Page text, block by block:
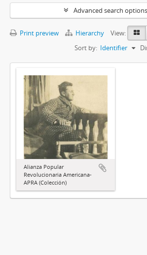
Advanced search options
Print preview Hierarchy
View:
Sort by: Identifier
Alianza Popular
Revolucionaria Americana-
APRA (Colección)